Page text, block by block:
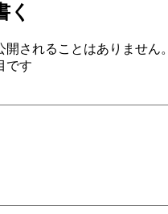
く
開されることはありません。
です